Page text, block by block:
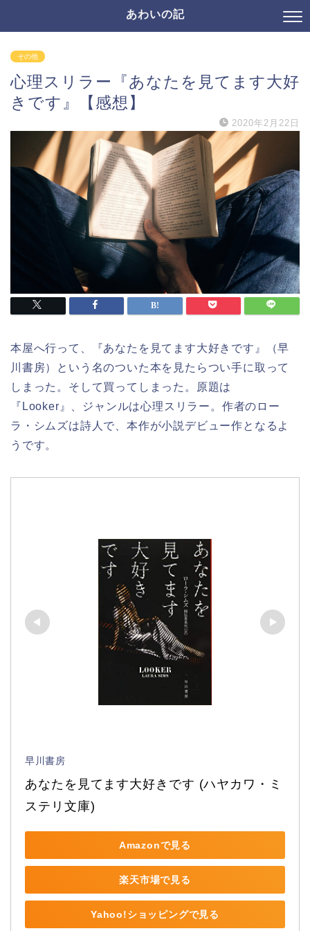
あわいの記
その他
心理スリラー『あなたを見てます大好
きです』【感想】
2020年2月22日
本屋へ行って、『あなたを見てます大好きです』（早
川書房）という名のついた本を見たらつい手に取って
しまった。そして買ってしまった。原題は
『 Looker 』、ジャンルは心理スリラー。作者のロー
ラ・シムズは詩人で、本作が小説デビュー作となるよ
うです。
早川書房
あなたを見てます大好きです (ハヤカワ・ミ
ステリ文庫)
Amazonで見る
楽天市場で見る
Yahoo!ショッピングで見る